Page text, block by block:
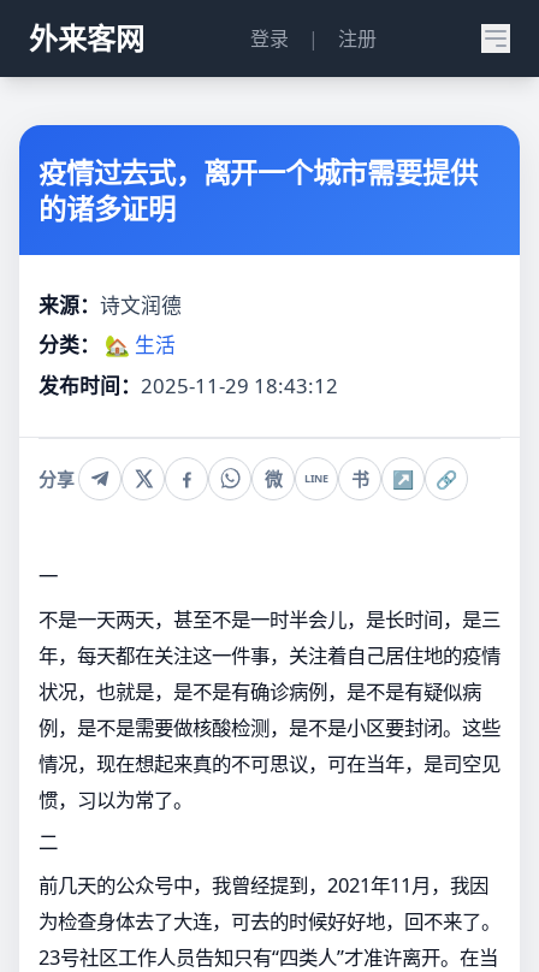
外来客网 登录 | 注册
疫情过去式，离开一个城市需要提供
的诸多证明
来源： 诗文润德
分类：
🏡 生活
发布时间： 2025-11-29 18:43:12
分享 微 LINE 书 ↗ 🔗
一
不是一天两天，甚至不是一时半会儿，是长时间，是三
年，每天都在关注这一件事，关注着自己居住地的疫情
状况，也就是，是不是有确诊病例，是不是有疑似病
例，是不是需要做核酸检测，是不是小区要封闭。这些
情况，现在想起来真的不可思议，可在当年，是司空见
惯，习以为常了。
二
前几天的公众号中，我曾经提到，2021年11月，我因
为检查身体去了大连，可去的时候好好地，回不来了。
23号社区工作人员告知只有“四类人”才准许离开。在当